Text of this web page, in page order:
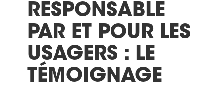
RESPONSABLE
PAR ET POUR LES
USAGERS : LE
TÉMOIGNAGE